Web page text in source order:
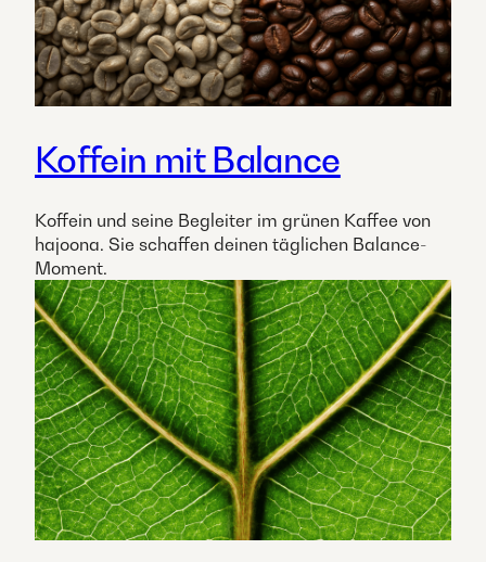
Koffein mit Balance
Koffein und seine Begleiter im grünen Kaffee von
hajoona. Sie schaffen deinen täglichen Balance-
Moment.